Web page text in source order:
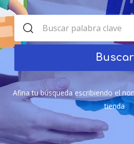
Buscar
Afina tu búsqueda escribiendo el
tienda